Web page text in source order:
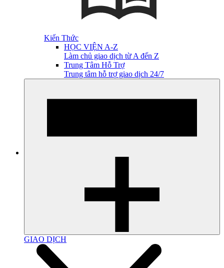
Kiến Thức
HỌC VIỆN A-Z
Làm chủ giao dịch từ A đến Z
Trung Tâm Hỗ Trợ
Trung tâm hỗ trợ giao dịch 24/7
GIAO DỊCH